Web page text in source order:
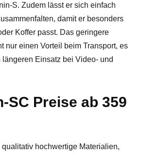
S. Zudem lässt er sich einfach
damit er besonders
Koffer passt. Das geringere
nur einen Vorteil beim Transport, es
Einsatz bei Video- und
SC Preise ab 359
hochwertige Materialien,